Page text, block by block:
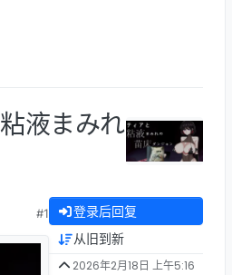
液まみれ
#1 登录后回复
从旧到新
2026年2月18日 上午5:16